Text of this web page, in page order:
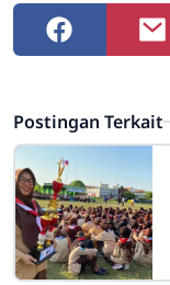
Postingan Terkait